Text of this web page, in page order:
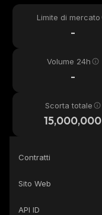
Limite di mercato
-
Volume 24h
-
Scorta totale
15,000,000
Contratti
Sito Web
API ID